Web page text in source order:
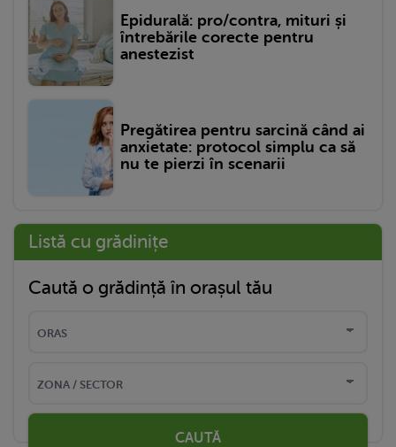
Epidurală: pro/contra, mituri și
întrebările corecte pentru
anestezist
Pregătirea pentru sarcină când ai
anxietate: protocol simplu ca să
nu te pierzi în scenarii
Listă cu grădinițe
Caută o grădință în orașul tău
CAUTĂ